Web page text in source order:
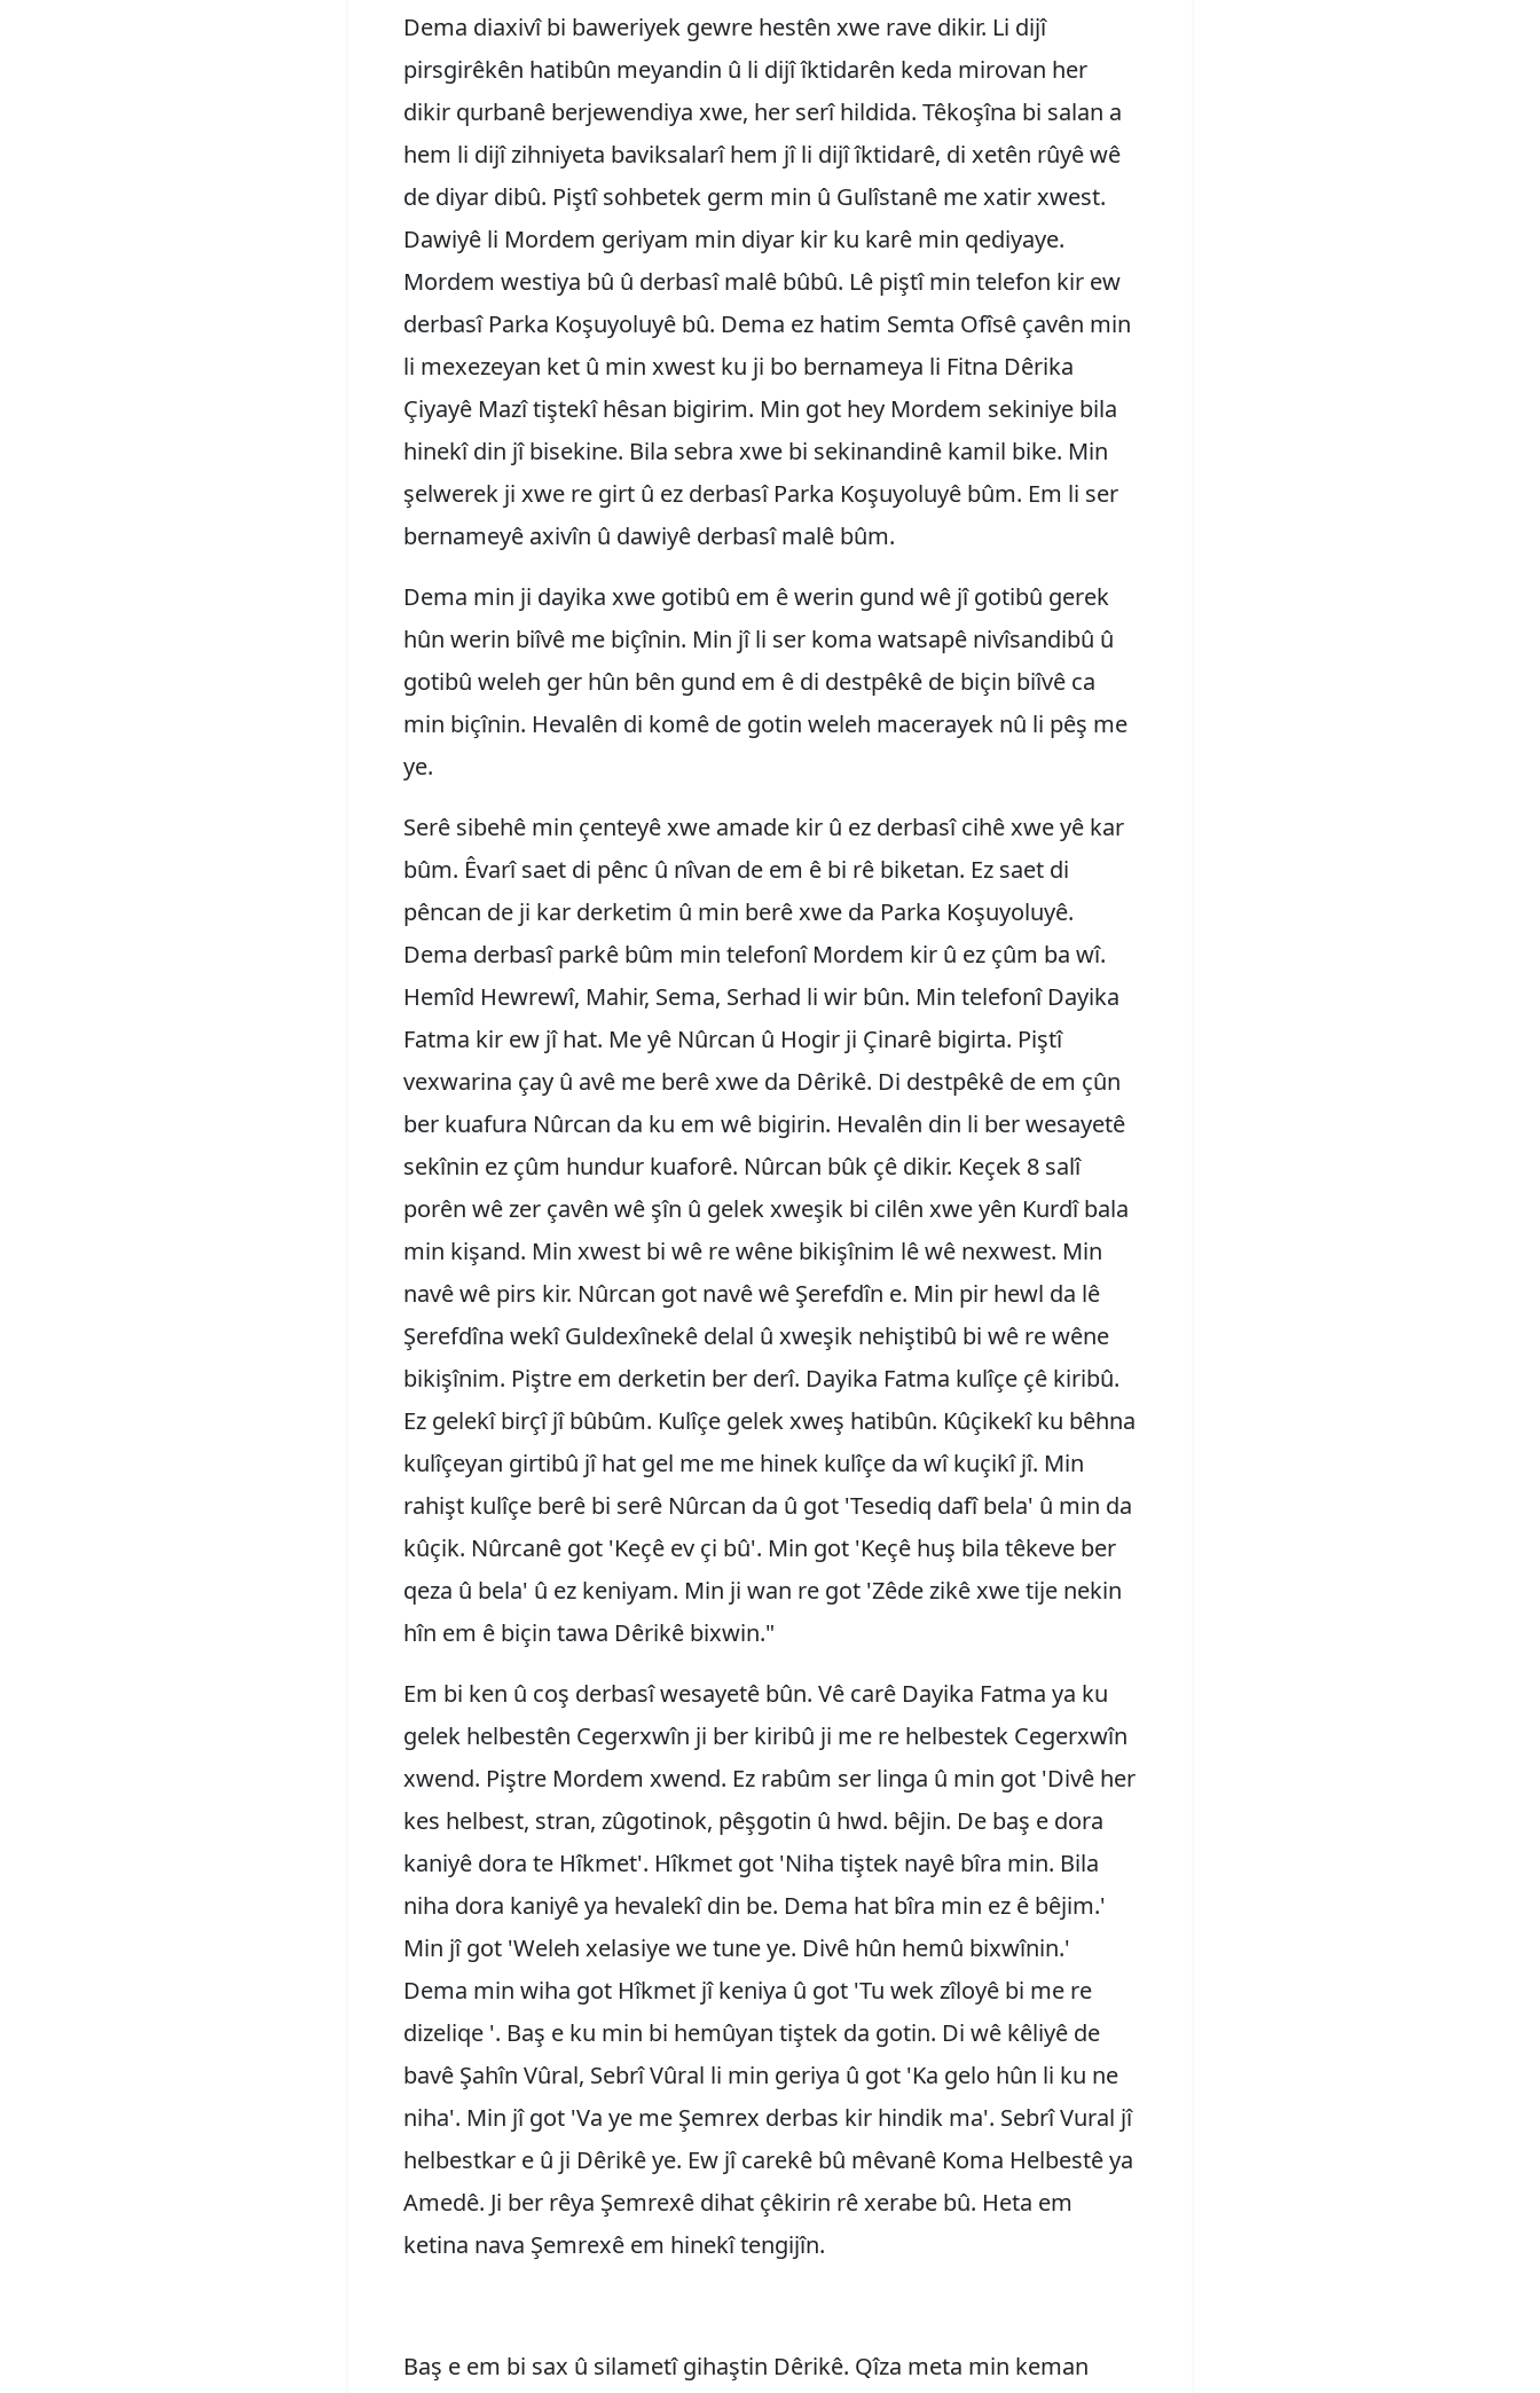
Dema diaxivî bi baweriyek gewre hestên xwe rave dikir. Li dijî
pirsgirêkên hatibûn meyandin û li dijî îktidarên keda mirovan her
dikir qurbanê berjewendiya xwe, her serî hildida. Têkoşîna bi salan a
hem li dijî zihniyeta baviksalarî hem jî li dijî îktidarê, di xetên rûyê wê
de diyar dibû. Piştî sohbetek germ min û Gulîstanê me xatir xwest.
Dawiyê li Mordem geriyam min diyar kir ku karê min qediyaye.
Mordem westiya bû û derbasî malê bûbû. Lê piştî min telefon kir ew
derbasî Parka Koşuyoluyê bû. Dema ez hatim Semta Ofîsê çavên min
li mexezeyan ket û min xwest ku ji bo bernameya li Fitna Dêrika
Çiyayê Mazî tiştekî hêsan bigirim. Min got hey Mordem sekiniye bila
hinekî din jî bisekine. Bila sebra xwe bi sekinandinê kamil bike. Min
şelwerek ji xwe re girt û ez derbasî Parka Koşuyoluyê bûm. Em li ser
bernameyê axivîn û dawiyê derbasî malê bûm.
Dema min ji dayika xwe gotibû em ê werin gund wê jî gotibû gerek
hûn werin biîvê me biçînin. Min jî li ser koma watsapê nivîsandibû û
gotibû weleh ger hûn bên gund em ê di destpêkê de biçin biîvê ca
min biçînin. Hevalên di komê de gotin weleh macerayek nû li pêş me
ye.
Serê sibehê min çenteyê xwe amade kir û ez derbasî cihê xwe yê kar
bûm. Êvarî saet di pênc û nîvan de em ê bi rê biketan. Ez saet di
pêncan de ji kar derketim û min berê xwe da Parka Koşuyoluyê.
Dema derbasî parkê bûm min telefonî Mordem kir û ez çûm ba wî.
Hemîd Hewrewî, Mahir, Sema, Serhad li wir bûn. Min telefonî Dayika
Fatma kir ew jî hat. Me yê Nûrcan û Hogir ji Çinarê bigirta. Piştî
vexwarina çay û avê me berê xwe da Dêrikê. Di destpêkê de em çûn
ber kuafura Nûrcan da ku em wê bigirin. Hevalên din li ber wesayetê
sekînin ez çûm hundur kuaforê. Nûrcan bûk çê dikir. Keçek 8 salî
porên wê zer çavên wê şîn û gelek xweşik bi cilên xwe yên Kurdî bala
min kişand. Min xwest bi wê re wêne bikişînim lê wê nexwest. Min
navê wê pirs kir. Nûrcan got navê wê Şerefdîn e. Min pir hewl da lê
Şerefdîna wekî Guldexînekê delal û xweşik nehiştibû bi wê re wêne
bikişînim. Piştre em derketin ber derî. Dayika Fatma kulîçe çê kiribû.
Ez gelekî birçî jî bûbûm. Kulîçe gelek xweş hatibûn. Kûçikekî ku bêhna
kulîçeyan girtibû jî hat gel me me hinek kulîçe da wî kuçikî jî. Min
rahişt kulîçe berê bi serê Nûrcan da û got 'Tesediq dafî bela' û min da
kûçik. Nûrcanê got 'Keçê ev çi bû'. Min got 'Keçê huş bila têkeve ber
qeza û bela' û ez keniyam. Min ji wan re got 'Zêde zikê xwe tije nekin
hîn em ê biçin tawa Dêrikê bixwin."
Em bi ken û coş derbasî wesayetê bûn. Vê carê Dayika Fatma ya ku
gelek helbestên Cegerxwîn ji ber kiribû ji me re helbestek Cegerxwîn
xwend. Piştre Mordem xwend. Ez rabûm ser linga û min got 'Divê her
kes helbest, stran, zûgotinok, pêşgotin û hwd. bêjin. De baş e dora
kaniyê dora te Hîkmet'. Hîkmet got 'Niha tiştek nayê bîra min. Bila
niha dora kaniyê ya hevalekî din be. Dema hat bîra min ez ê bêjim.'
Min jî got 'Weleh xelasiye we tune ye. Divê hûn hemû bixwînin.'
Dema min wiha got Hîkmet jî keniya û got 'Tu wek zîloyê bi me re
dizeliqe '. Baş e ku min bi hemûyan tiştek da gotin. Di wê kêliyê de
bavê Şahîn Vûral, Sebrî Vûral li min geriya û got 'Ka gelo hûn li ku ne
niha'. Min jî got 'Va ye me Şemrex derbas kir hindik ma'. Sebrî Vural jî
helbestkar e û ji Dêrikê ye. Ew jî carekê bû mêvanê Koma Helbestê ya
Amedê. Ji ber rêya Şemrexê dihat çêkirin rê xerabe bû. Heta em
ketina nava Şemrexê em hinekî tengijîn.
Baş e em bi sax û silametî gihaştin Dêrikê. Qîza meta min keman